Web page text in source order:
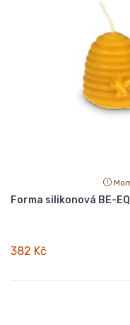
Forma silikonová BE-
382 Kč